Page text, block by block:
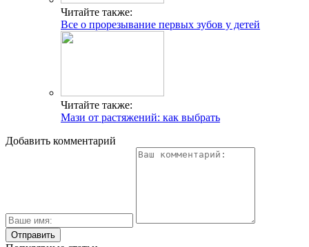
Читайте также:
Все о прорезывание первых зубов у детей
Читайте также:
Мази от растяжений: как выбрать
Добавить комментарий